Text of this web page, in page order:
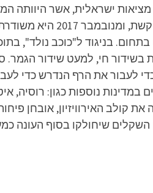
בניגוד ל"כוכב נולד",
בשידור חי, למעט שידור
במדינות נוספות כגון: רוסיה,
את קולב האירוויזיון, אובחן
השקלים שיחולקו בסוף העונה